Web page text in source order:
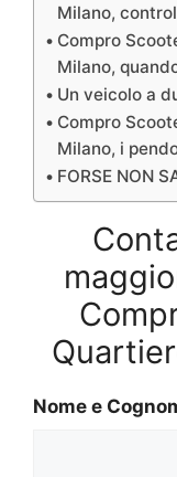
Milano,
Compro
Milano,
Un veicolo a
Compro
Milano, i
FORSE NON
Nome e